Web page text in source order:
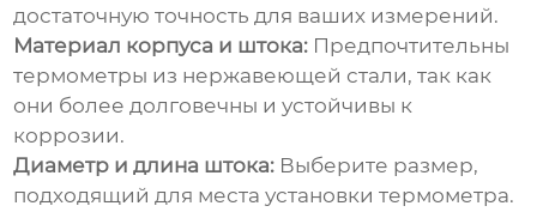
достаточную точность для ваших измерений.
Материал корпуса и штока: Предпочтительны
термометры из нержавеющей стали, так как
они более долговечны и устойчивы к
коррозии.
Диаметр и длина штока: Выберите размер,
подходящий для места установки термометра.